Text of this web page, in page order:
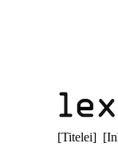
[Titelei] [